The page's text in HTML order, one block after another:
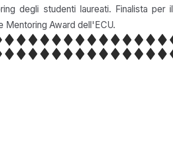
degli studenti laureati. Finalista per il
Mentoring Award dell'ECU.